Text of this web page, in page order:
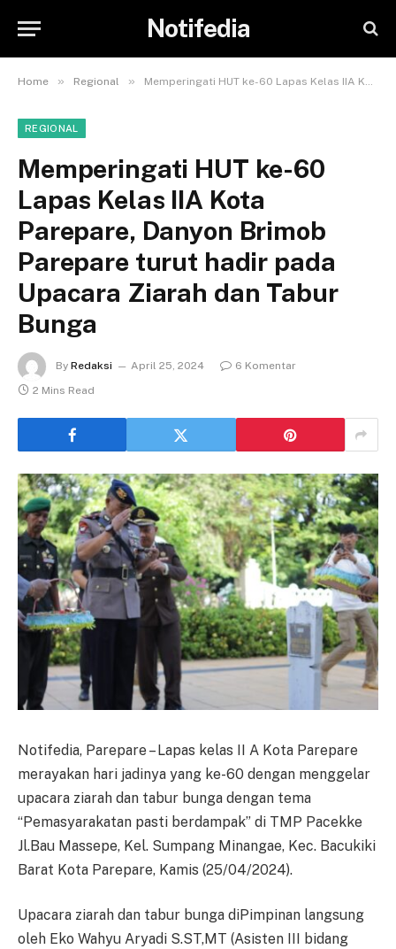
Notifedia
Home » Regional » Memperingati HUT ke-60 Lapas Kelas IIA Kota Parepare, Danyon Brimob Parepare turut hadir pada Upacara Ziarah dan Tabur Bunga
REGIONAL
Memperingati HUT ke-60
Lapas Kelas IIA Kota
Parepare, Danyon Brimob
Parepare turut hadir pada
Upacara Ziarah dan Tabur
Bunga
By Redaksi April 25, 2024
6 Komentar
2 Mins Read
Notifedia, Parepare – Lapas kelas II A Kota Parepare
merayakan hari jadinya yang ke-60 dengan menggelar
upacara ziarah dan tabur bunga dengan tema
“Pemasyarakatan pasti berdampak” di TMP Pacekke
Jl.Bau Massepe, Kel. Sumpang Minangae, Kec. Bacukiki
Barat Kota Parepare, Kamis (25/04/2024).
Upacara ziarah dan tabur bunga diPimpinan langsung
oleh Eko Wahyu Aryadi S.ST,MT (Asisten III bidang